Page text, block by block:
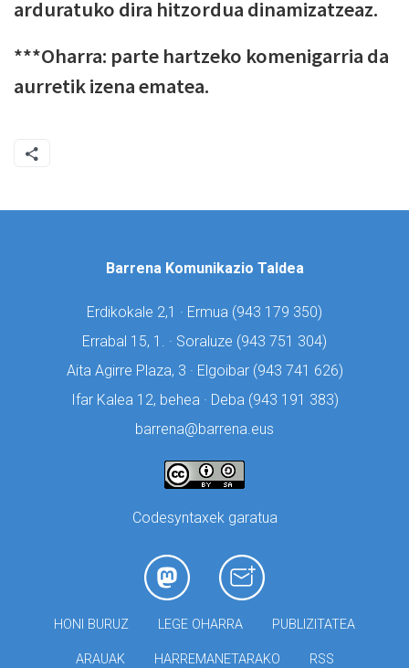
arduratuko dira hitzordua dinamizatzeaz.
***Oharra: parte hartzeko komenigarria da
aurretik izena ematea.
Barrena Komunikazio Taldea
Erdikokale 2,1 · Ermua (943 179 350)
Errabal 15, 1. · Soraluze (943 751 304)
Aita Agirre Plaza, 3 · Elgoibar (943 741 626)
Ifar Kalea 12, behea · Deba (943 191 383)
barrena@barrena.eus
Codesyntaxek garatua
HONI BURUZ LEGE OHARRA PUBLIZITATEA
ARAUAK HARREMANETARAKO RSS